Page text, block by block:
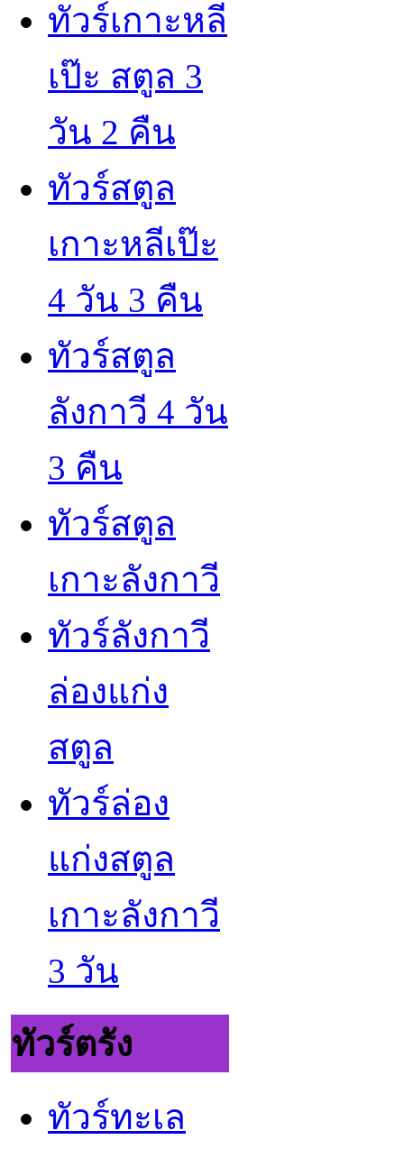
ทัวร์เกาะหลี
เป๊ะ สตูล 3
วัน 2 คืน
ทัวร์สตูล
เกาะหลีเป๊ะ
4 วัน 3 คืน
ทัวร์สตูล
ลังกาวี 4 วัน
3 คืน
ทัวร์สตูล
เกาะลังกาวี
ทัวร์ลังกาวี
ล่องแก่ง
สตูล
ทัวร์ล่อง
แก่งสตูล
เกาะลังกาวี
3 วัน
ทัวร์ตรัง
ทัวร์ทะเล